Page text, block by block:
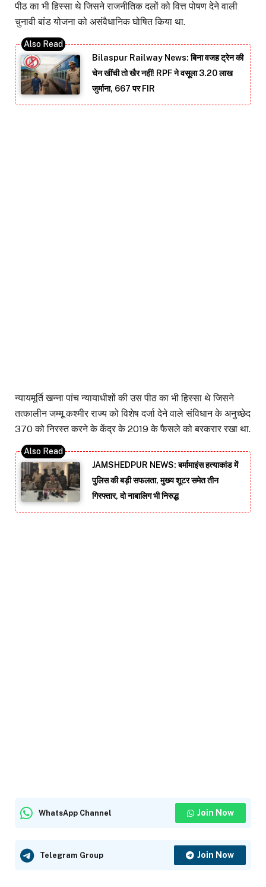
पीठ का भी हिस्सा थे जिसने राजनीतिक दलों को वित्त पोषण देने वाली
चुनावी बांड योजना को असंवैधानिक घोषित किया था.
Bilaspur Railway News: बिना वजह ट्रेन की
चेन खींची तो खैर नहीं! RPF ने वसूला 3.20 लाख
जुर्माना, 667 पर FIR
न्यायमूर्ति खन्ना पांच न्यायाधीशों की उस पीठ का भी हिस्सा थे जिसने
तत्कालीन जम्मू कश्मीर राज्य को विशेष दर्जा देने वाले संविधान के अनुच्छेद
370 को निरस्त करने के केंद्र के 2019 के फैसले को बरकरार रखा था.
JAMSHEDPUR NEWS: बर्मामाइंस हत्याकांड में
पुलिस की बड़ी सफलता, मुख्य शूटर समेत तीन
गिरफ्तार, दो नाबालिग भी निरुद्ध
WhatsApp Channel Join Now
Telegram Group Join Now